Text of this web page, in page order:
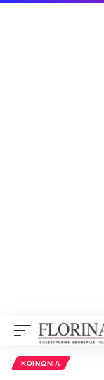
ΚΟΙΝΩΝΊΑ